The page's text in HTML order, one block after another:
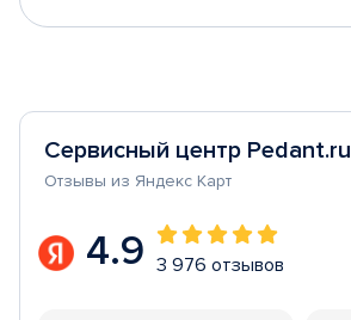
Сервисный центр Pedant.ru
Отзывы из Яндекс Карт
4.9 3 976 отзывов